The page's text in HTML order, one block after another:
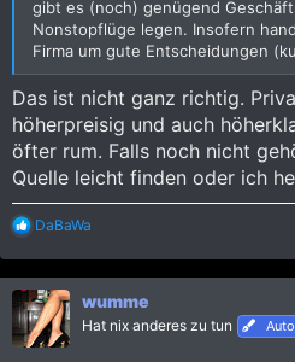
gibt es (noch) genügend
Nonstopflüge legen. Insofern
Firma um gute Entscheidungen
Das ist nicht ganz richtig.
höherpreisig und auch
öfter rum. Falls noch nicht
Quelle leicht finden oder ich
R
a
k
t
i
o
DaBaWa
wumme
Hat nix anderes zu tun